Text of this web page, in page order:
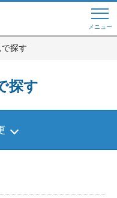
メニュー
い合わせ
探す
探す